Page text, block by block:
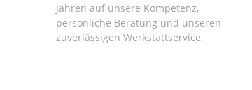
Jahren auf unsere Kompetenz,
persönliche Beratung und unseren
zuverlässigen Werkstattservice.